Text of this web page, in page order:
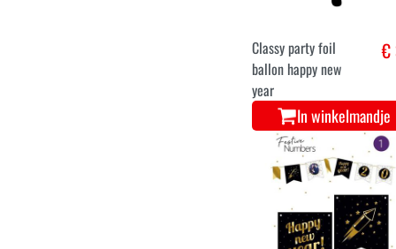
In winkelmandje
Classy party foil
ballon happy new